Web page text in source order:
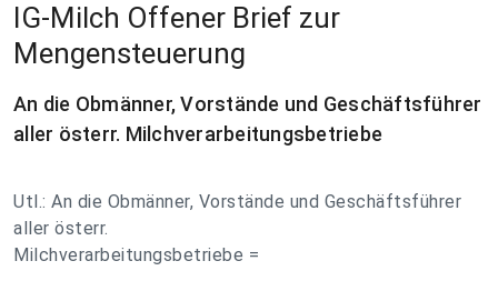
IG-Milch Offener Brief zur
Mengensteuerung
An die Obmänner, Vorstände und Geschäftsführer
aller österr. Milchverarbeitungsbetriebe
Utl.: An die Obmänner, Vorstände und Geschäftsführer
aller österr.
Milchverarbeitungsbetriebe =